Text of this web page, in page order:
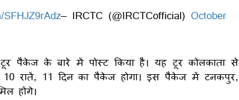
— IRCTC (@IRCTCofficial) October
पैकेज के बारे में पोस्ट किया है। यह टूर कोलकाता से
10 रातें, 11 दिन का पैकेज होगा। इस पैकेज में टनकपुर,
होंगे।